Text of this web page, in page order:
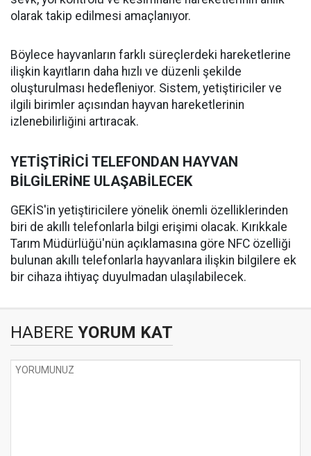
olarak takip edilmesi amaçlanıyor.
Böylece hayvanların farklı süreçlerdeki hareketlerine
ilişkin kayıtların daha hızlı ve düzenli şekilde
oluşturulması hedefleniyor. Sistem, yetiştiriciler ve
ilgili birimler açısından hayvan hareketlerinin
izlenebilirliğini artıracak.
YETİŞTİRİCİ TELEFONDAN HAYVAN
BİLGİLERİNE ULAŞABİLECEK
GEKİS'in yetiştiricilere yönelik önemli özelliklerinden
biri de akıllı telefonlarla bilgi erişimi olacak. Kırıkkale
Tarım Müdürlüğü'nün açıklamasına göre NFC özelliği
bulunan akıllı telefonlarla hayvanlara ilişkin bilgilere ek
bir cihaza ihtiyaç duyulmadan ulaşılabilecek.
HABERE YORUM KAT